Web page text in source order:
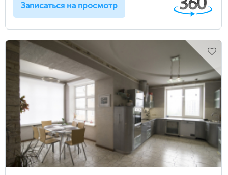
Записаться на просмотр